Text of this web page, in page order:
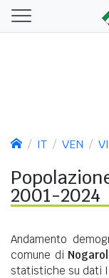
IT VEN VI
2001-2024
Andamento
comune di
statistiche su dati